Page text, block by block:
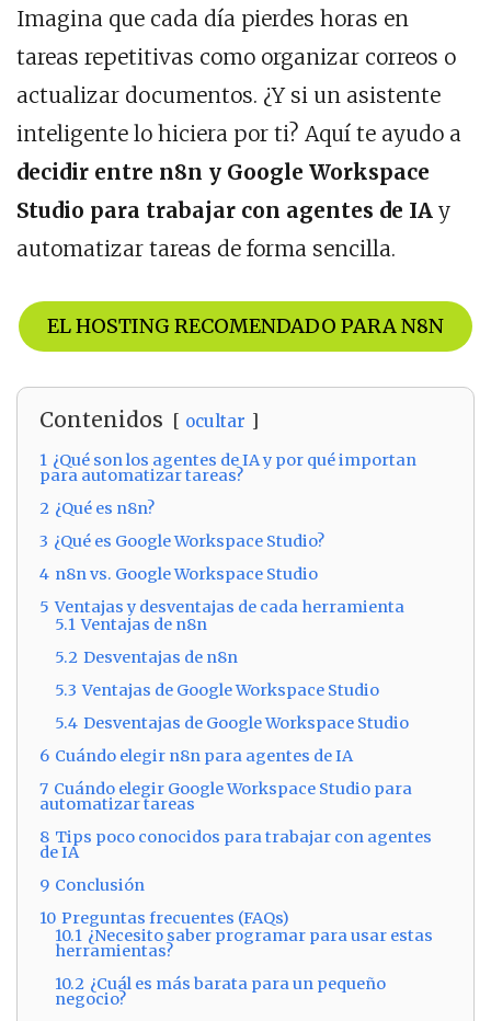
Imagina que cada día pierdes horas en
tareas repetitivas como organizar correos o
actualizar documentos. ¿Y si un asistente
inteligente lo hiciera por ti? Aquí te ayudo a
decidir entre n8n y Google Workspace
Studio para trabajar con agentes de IA y
automatizar tareas de forma sencilla.
EL HOSTING RECOMENDADO PARA N8N
Contenidos ocultar
1 ¿Qué son los agentes de IA y por qué importan
para automatizar tareas?
2 ¿Qué es n8n?
3 ¿Qué es Google Workspace Studio?
4 n8n vs. Google Workspace Studio
5 Ventajas y desventajas de cada herramienta
5.1 Ventajas de n8n
5.2 Desventajas de n8n
5.3 Ventajas de Google Workspace Studio
5.4 Desventajas de Google Workspace Studio
6 Cuándo elegir n8n para agentes de IA
7 Cuándo elegir Google Workspace Studio para
automatizar tareas
8 Tips poco conocidos para trabajar con agentes
de IA
9 Conclusión
10 Preguntas frecuentes (FAQs)
10.1 ¿Necesito saber programar para usar estas
herramientas?
10.2 ¿Cuál es más barata para un pequeño
negocio?